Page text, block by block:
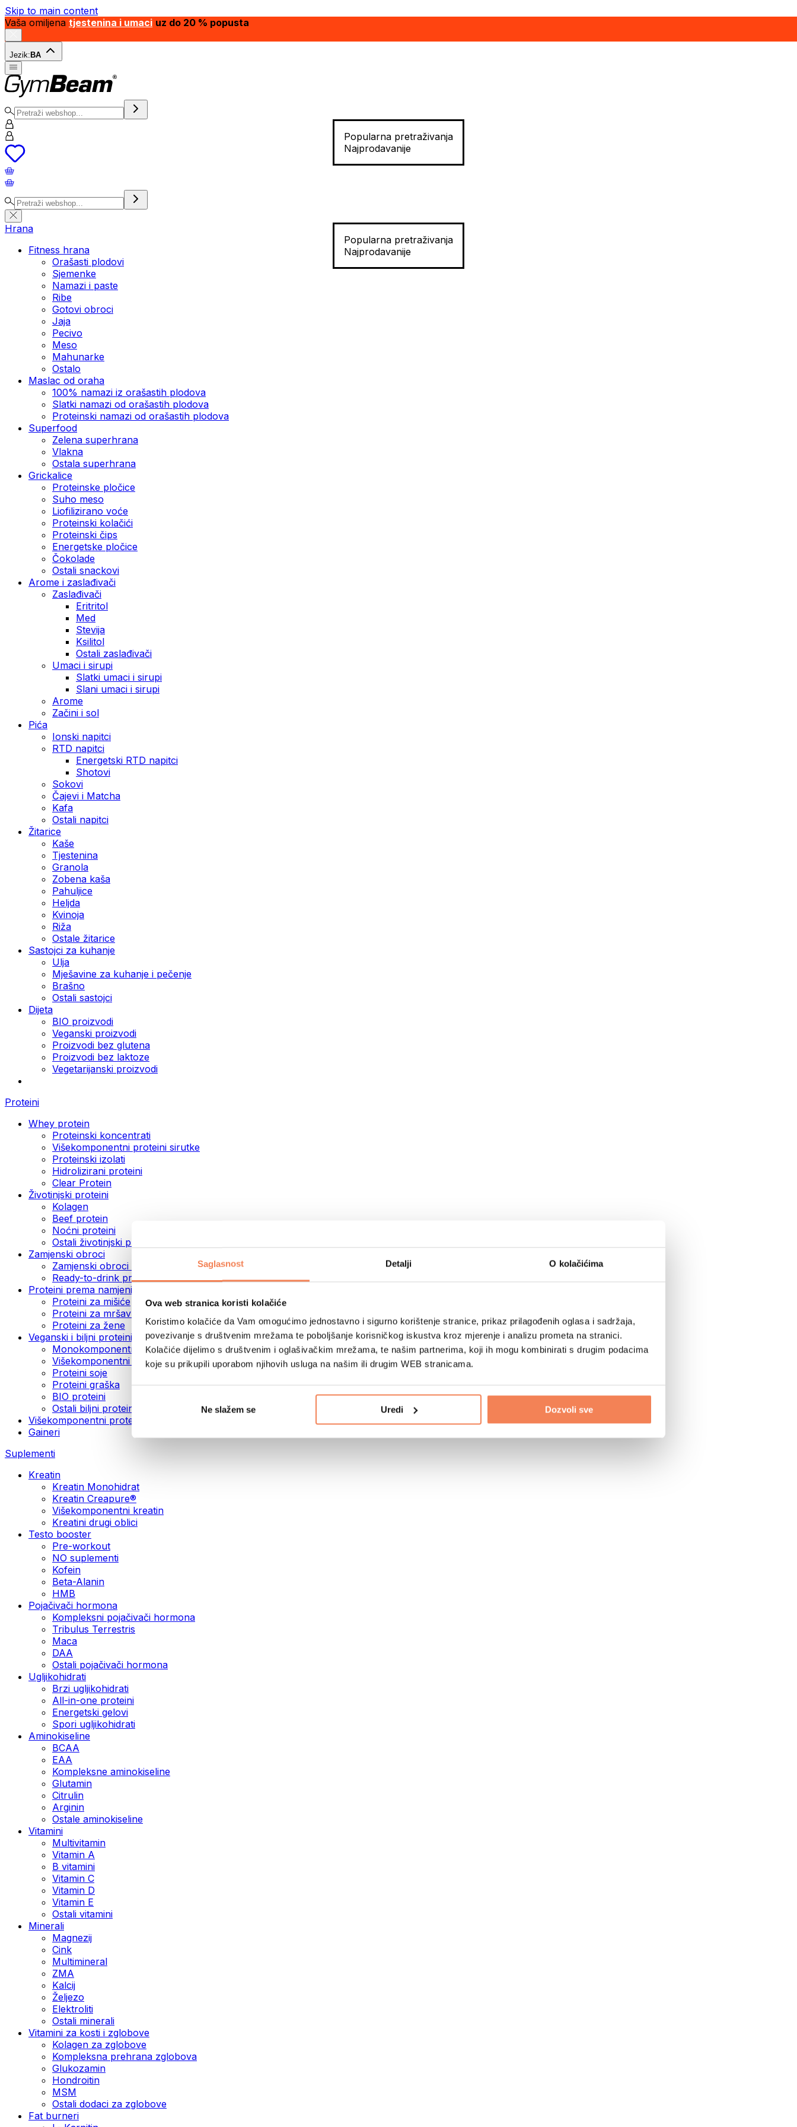
Saglasnost Detalji O kolačićima
Ova web stranica koristi kolačiće
Koristimo kolačiće da Vam omogućimo jednostavno i sigurno korištenje stranice, prikaz prilagođenih oglasa i sadržaja,
povezivanje s društvenim mrežama te poboljšanje korisničkog iskustva kroz mjerenje i analizu prometa na stranici.
Kolačiće dijelimo s društvenim i oglašivačkim mrežama, te našim partnerima, koji ih mogu kombinirati s drugim podacima
koje su prikupili uporabom njihovih usluga na našim ili drugim WEB stranicama.
Ne slažem se Uredi Dozvoli sve
Skip to main content
Vaša omiljena tjestenina i umaci uz do 20 % popusta
Jezik: BA
Popularna pretraživanja
Najprodavanije
Popularna pretraživanja
Najprodavanije
Hrana
Fitness hrana
Orašasti plodovi
Sjemenke
Namazi i paste
Ribe
Gotovi obroci
Jaja
Pecivo
Meso
Mahunarke
Ostalo
Maslac od oraha
100% namazi iz orašastih plodova
Slatki namazi od orašastih plodova
Proteinski namazi od orašastih plodova
Superfood
Zelena superhrana
Vlakna
Ostala superhrana
Grickalice
Proteinske pločice
Suho meso
Liofilizirano voće
Proteinski kolačići
Proteinski čips
Energetske pločice
Čokolade
Ostali snackovi
Arome i zaslađivači
Zaslađivači
Eritritol
Med
Stevija
Ksilitol
Ostali zaslađivači
Umaci i sirupi
Slatki umaci i sirupi
Slani umaci i sirupi
Arome
Začini i sol
Pića
Ionski napitci
RTD napitci
Energetski RTD napitci
Shotovi
Sokovi
Čajevi i Matcha
Kafa
Ostali napitci
Žitarice
Kaše
Tjestenina
Granola
Zobena kaša
Pahuljice
Heljda
Kvinoja
Riža
Ostale žitarice
Sastojci za kuhanje
Ulja
Mješavine za kuhanje i pečenje
Brašno
Ostali sastojci
Dijeta
BIO proizvodi
Veganski proizvodi
Proizvodi bez glutena
Proizvodi bez laktoze
Vegetarijanski proizvodi
Proteini
Whey protein
Proteinski koncentrati
Višekomponentni proteini sirutke
Proteinski izolati
Hidrolizirani proteini
Clear Protein
Životinjski proteini
Kolagen
Beef protein
Noćni proteini
Ostali životinjski proteini
Zamjenski obroci
Zamjenski obroci u prahu
Ready-to-drink proteinski napici
Proteini prema namjeni
Proteini za mišiće
Proteini za mršavljenje
Proteini za žene
Veganski i biljni proteini
Monokomponentni veganski proteini
Višekomponentni veganski proteini
Proteini soje
Proteini graška
BIO proteini
Ostali biljni proteini
Višekomponentni protein
Gaineri
Suplementi
Kreatin
Kreatin Monohidrat
Kreatin Creapure®
Višekomponentni kreatin
Kreatini drugi oblici
Testo booster
Pre-workout
NO suplementi
Kofein
Beta-Alanin
HMB
Pojačivači hormona
Kompleksni pojačivači hormona
Tribulus Terrestris
Maca
DAA
Ostali pojačivači hormona
Ugljikohidrati
Brzi ugljikohidrati
All-in-one proteini
Energetski gelovi
Spori ugljikohidrati
Aminokiseline
BCAA
EAA
Kompleksne aminokiseline
Glutamin
Citrulin
Arginin
Ostale aminokiseline
Vitamini
Multivitamin
Vitamin A
B vitamini
Vitamin C
Vitamin D
Vitamin E
Ostali vitamini
Minerali
Magnezij
Cink
Multimineral
ZMA
Kalcij
Željezo
Elektroliti
Ostali minerali
Vitamini za kosti i zglobove
Kolagen za zglobove
Kompleksna prehrana zglobova
Glukozamin
Hondroitin
MSM
Ostali dodaci za zglobove
Fat burneri